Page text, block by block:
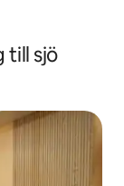
till sjö